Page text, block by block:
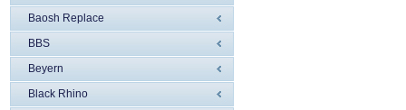
Baosh Replace
BBS
Beyern
Black Rhino